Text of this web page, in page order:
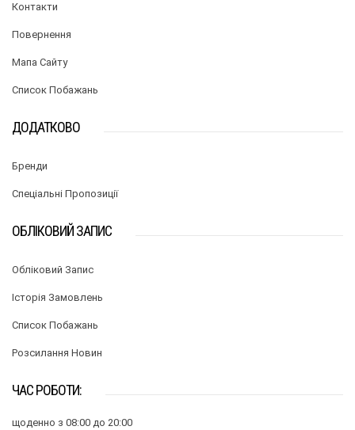
Контакти
Повернення
Мапа Сайту
Список Побажань
ДОДАТКОВО
Бренди
Спеціальні Пропозиції
ОБЛІКОВИЙ ЗАПИС
Обліковий Запис
Історія Замовлень
Список Побажань
Розсилання Новин
ЧАС РОБОТИ:
щоденно з 08:00 до 20:00